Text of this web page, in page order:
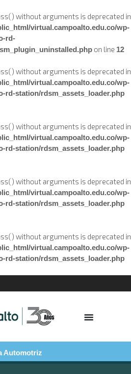
without arguments is deprecated in
virtual.campoalto.edu.co/wp-
rd-
on line 12
without arguments is deprecated in
virtual.campoalto.edu.co/wp-
rd-station/rdsm_assets_loader.php
without arguments is deprecated in
virtual.campoalto.edu.co/wp-
rd-station/rdsm_assets_loader.php
without arguments is deprecated in
virtual.campoalto.edu.co/wp-
rd-station/rdsm_assets_loader.php
without arguments is deprecated in
virtual.campoalto.edu.co/wp-
rd-station/rdsm_assets_loader.php
Automotriz